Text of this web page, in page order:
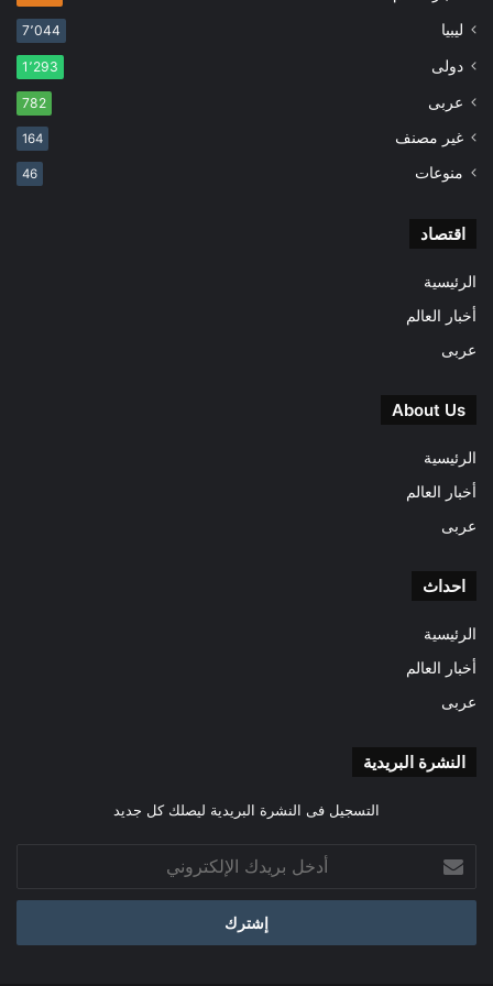
ليبيا 7٬044
دولى 1٬293
عربى 782
غير مصنف 164
منوعات 46
اقتصاد
الرئيسية
أخبار العالم
عربى
About Us
الرئيسية
أخبار العالم
عربى
احداث
الرئيسية
أخبار العالم
عربى
النشرة البريدية
التسجيل فى النشرة البريدية ليصلك كل جديد
بريدك
الإلكتروني